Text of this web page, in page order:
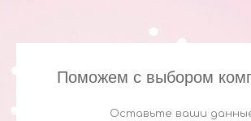
Поможем с выбором
Оставьте ваши